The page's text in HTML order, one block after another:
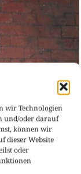
wir Technologien
und/oder darauf
können wir
dieser Website
oder